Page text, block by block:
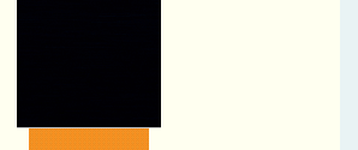
نایب‌رئیس اتاق ایران راهی باکو شد